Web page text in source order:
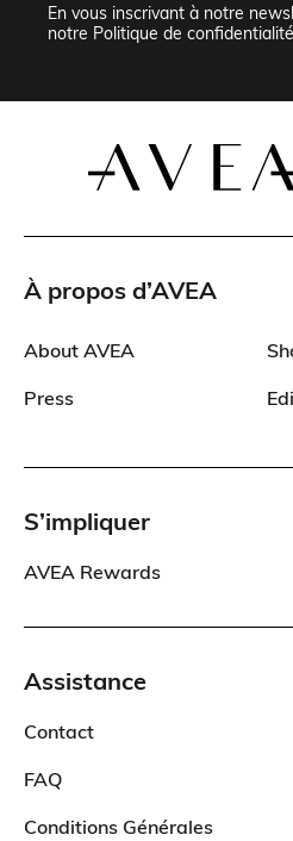
En vous inscrivant à notre
notre Politique de confidentialité
À propos d’AVEA
About AVEA
Press
S’impliquer
AVEA Rewards
Assistance
Contact
FAQ
Conditions Générales